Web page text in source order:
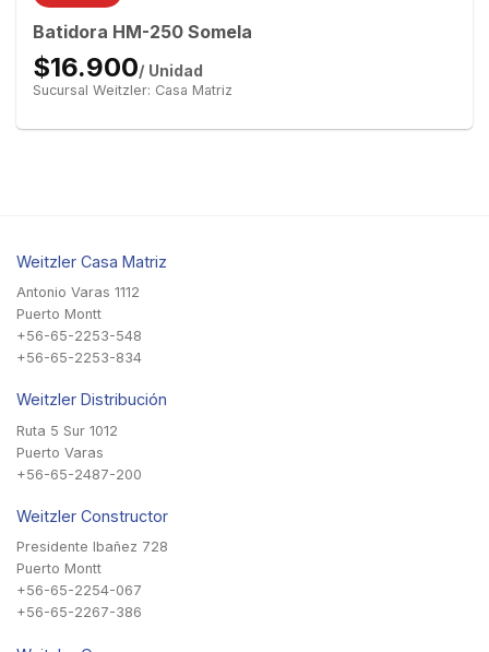
Batidora HM-250 Somela
$16.900/ Unidad
Sucursal Weitzler: Casa Matriz
Weitzler Casa Matriz
Antonio Varas 1112
Puerto Montt
+56-65-2253-548
+56-65-2253-834
Weitzler Distribución
Ruta 5 Sur 1012
Puerto Varas
+56-65-2487-200
Weitzler Constructor
Presidente Ibañez 728
Puerto Montt
+56-65-2254-067
+56-65-2267-386